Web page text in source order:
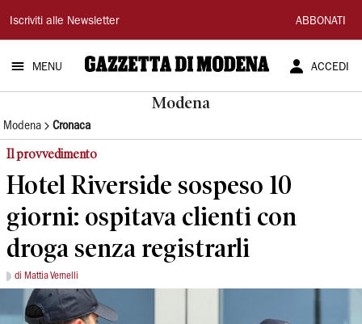
Gazzetta
di
Modena
Iscriviti alle Newsletter ABBONATI
MENU ACCEDI
Modena
Modena Cronaca
Il provvedimento
Hotel Riverside sospeso 10
giorni: ospitava clienti con
droga senza registrarli
di Mattia Vernelli